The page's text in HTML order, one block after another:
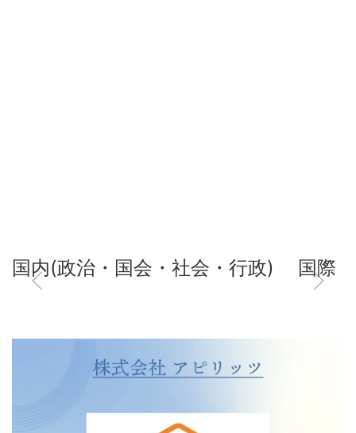
国内(政治・国会・社会・行政) 国際